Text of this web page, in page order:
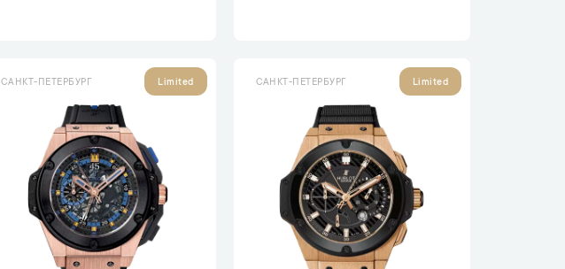
САНКТ-ПЕТЕРБУРГ Limited САНКТ-ПЕТЕРБУРГ Limited